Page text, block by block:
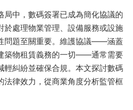
局中，數碼簽署已成為簡化協議的
於處理物業管理、設備服務或設施
問題至關重要。維護協議——涵蓋
築物租賃義務的一切——通常需要
輕糾紛並確保合規。本文探討數碼
法律效力，從商業角度分析監管框